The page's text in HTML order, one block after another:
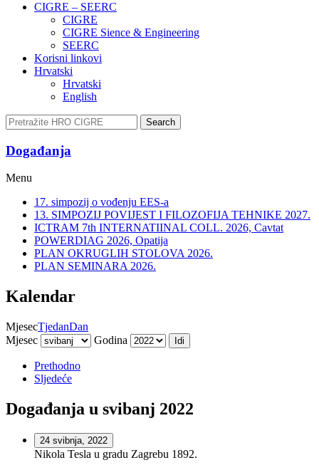
CIGRE – SEERC
CIGRE
CIGRE Sience & Engineering
SEERC
Korisni linkovi
Hrvatski
Hrvatski
English
Search
Događanja​
Menu
17. simpozij o vođenju EES-a
13. SIMPOZIJ POVIJEST I FILOZOFIJA TEHNIKE 2027.
ICTRAM 7th INTERNATIINAL COLL. 2026, Cavtat
POWERDIAG 2026, Opatija
PLAN OKRUGLIH STOLOVA 2026.
PLAN SEMINARA 2026.
Kalendar
MjesecTjedanDan
Mjesec
Godina
Prethodno
Sljedeće
Događanja u svibanj 2022
24 svibnja, 2022
Nikola Tesla u gradu Zagrebu 1892.